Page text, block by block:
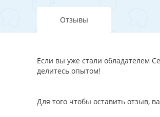
Отзывы
Если вы уже стали обладателем
делитесь опытом!
Для того чтобы оставить отзыв,